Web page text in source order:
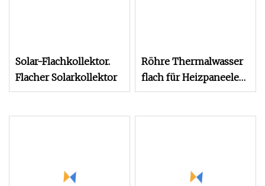
Solar-Flachkollektor.
Flacher Solarkollektor
Röhre Thermalwasser
flach für Heizpaneele
Evakuiertes
Solarkollektor